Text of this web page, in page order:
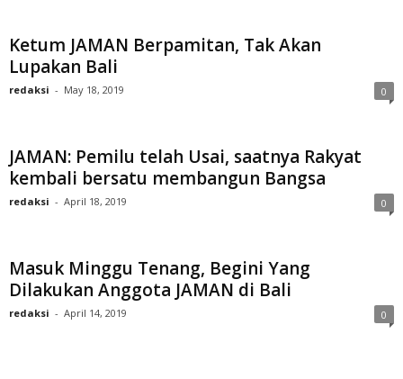
Ketum JAMAN Berpamitan, Tak Akan
Lupakan Bali
redaksi - May 18, 2019 0
JAMAN: Pemilu telah Usai, saatnya Rakyat
kembali bersatu membangun Bangsa
redaksi - April 18, 2019 0
Masuk Minggu Tenang, Begini Yang
Dilakukan Anggota JAMAN di Bali
redaksi - April 14, 2019 0